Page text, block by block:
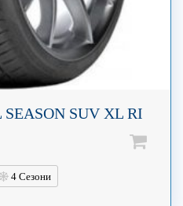
SUV XL RI
4 Сезони